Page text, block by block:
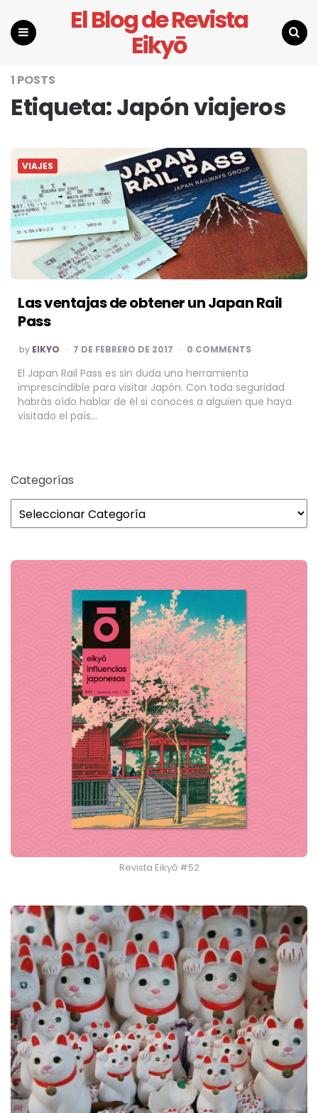
El Blog de Revista
Eikyō
1 POSTS
Etiqueta:Japón viajeros
VIAJES
Las ventajas de obtener un Japan Rail
Pass
POSTED
BY
by EIKYO 7 DE FEBRERO DE 2017 0 COMMENTS
El Japan Rail Pass es sin duda una herramienta
imprescindible para visitar Japón. Con toda seguridad
habrás oído hablar de él si conoces a alguien que haya
visitado el país…
Categorías
Revista Eikyō #52